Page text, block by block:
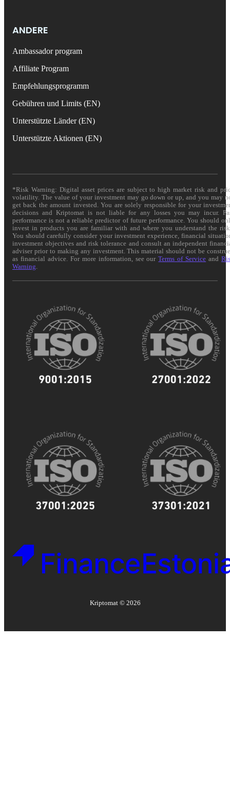
ANDERE
Ambassador program
Affiliate Program
Empfehlungsprogramm
Gebühren und Limits (EN)
Unterstützte Länder (EN)
Unterstützte Aktionen (EN)
*Risk Warning: Digital asset prices are subject to high market risk and
volatility. The value of your investment may go down or up, and you may
get back the amount invested. You are solely responsible for your
decisions and Kriptomat is not liable for any losses you may incur.
performance is not a reliable predictor of future performance. You should
invest in products you are familiar with and where you understand the
You should carefully consider your investment experience, financial
investment objectives and risk tolerance and consult an independent
adviser prior to making any investment. This material should not be
as financial advice. For more information, see ourTerms of Service and
Warning
Kriptomat © 2026